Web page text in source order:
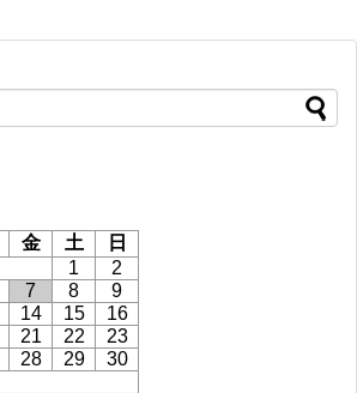
金 土 日
1
2
7 8
9
14 15
16
21 22
23
28 29
30